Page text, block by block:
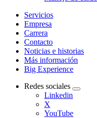
Servicios
Empresa
Carrera
Contacto
Noticias e historias
Más información
Big Experience
Redes sociales
Linkedin
X
YouTube